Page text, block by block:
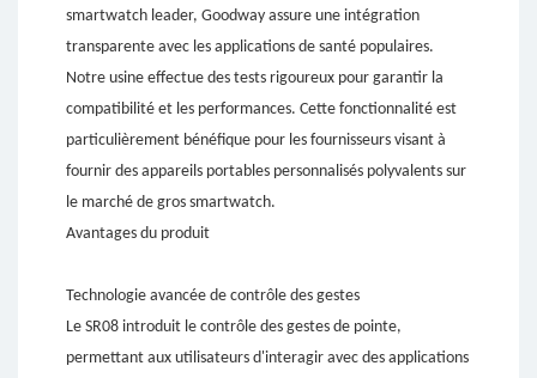
smartwatch leader, Goodway assure une intégration
transparente avec les applications de santé populaires.
Notre usine effectue des tests rigoureux pour garantir la
compatibilité et les performances. Cette fonctionnalité est
particulièrement bénéfique pour les fournisseurs visant à
fournir des appareils portables personnalisés polyvalents sur
le marché de gros smartwatch.
Avantages du produit
Technologie avancée de contrôle des gestes
Le SR08 introduit le contrôle des gestes de pointe,
permettant aux utilisateurs d'interagir avec des applications